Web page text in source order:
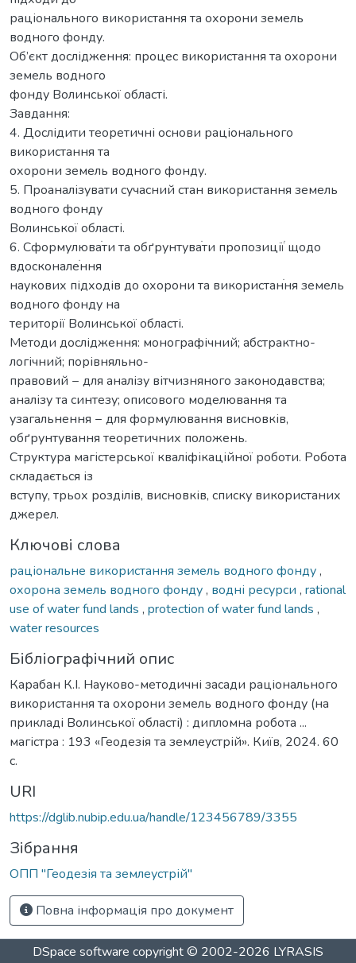
раціонального використання та охорони земель
водного фонду.
Об’єкт дослідження: процес використання та охорони
земель водного
фонду Волинської області.
Завдання:
4. Дослідити теоретичні основи раціонального
використання та
охорони земель водного фонду.
5. Проаналізувати сучасний стан використання земель
водного фонду
Волинської області.
6. Сформулюваֺти та обґрунтуваֺти пропозиціїֺ щодо
вдосконалеֺння
наукових підходів до охорони та використанֺня земель
водного фонду на
території Волинської області.
Методи дослідження: монографічний; абстрактно-
логічний; порівняльно-
правовий − для аналізу вітчизняного законодавства;
аналізу та синтезу; описового моделювання та
узагальнення − для формулювання висновків,
обґрунтування теоретичних положень.
Структура магістерської кваліфікаційної роботи. Робота
складається із
вступу, трьох розділів, висновків, списку використаних
джерел.
Ключові слова
раціональне використання земель водного фонду,
охорона земель водного фонду, водні ресурси , rational
use of water fund lands , protection of water fund lands ,
water resources
Бібліографічний опис
Карабан К.І. Науково-методичні засади раціонального
використання та охорони земель водного фонду (на
прикладі Волинської області) : дипломна робота ...
магістра : 193 «Геодезія та землеустрій». Київ, 2024. 60
с.
URI
https://dglib.nubip.edu.ua/handle/123456789/3355
Зібрання
ОПП "Геодезія та землеустрій"
Повна інформація про документ
DSpace software copyright © 2002-2026 LYRASIS